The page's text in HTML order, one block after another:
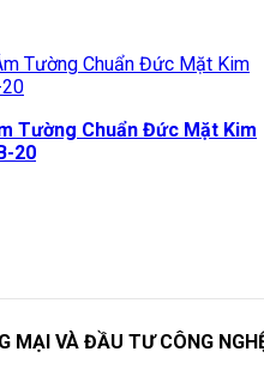
Tường Chuẩn Đức Mặt Kim
20
MẠI VÀ ĐẦU TƯ CÔNG